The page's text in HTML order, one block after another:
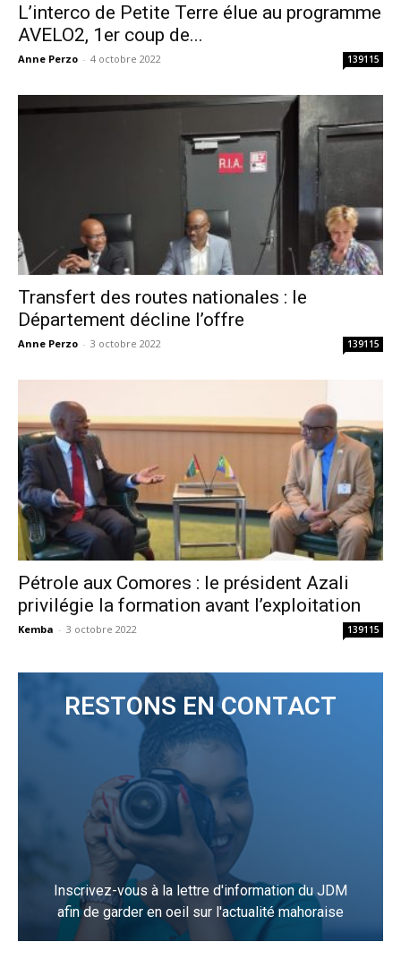
L’interco de Petite Terre élue au programme
AVELO2, 1er coup de...
Anne Perzo - 4 octobre 2022 139115
Transfert des routes nationales : le
Département décline l’offre
Anne Perzo - 3 octobre 2022 139115
Pétrole aux Comores : le président Azali
privilégie la formation avant l’exploitation
Kemba - 3 octobre 2022 139115
RESTONS EN CONTACT
Inscrivez-vous à la lettre d'information du JDM
afin de garder en oeil sur l'actualité mahoraise